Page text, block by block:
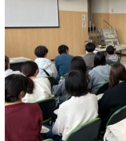
刊行物・広
現代社会学部
理工学部
薬学部
看護学部
農学部
健康管理
課外活動
ボランティ
就職実績
インターン
就職支援独
資格取得サ
採用ご担当
在学生の方へ
国際交流
グローバル
留学プログ
危機管理対
本学への正
本学への短